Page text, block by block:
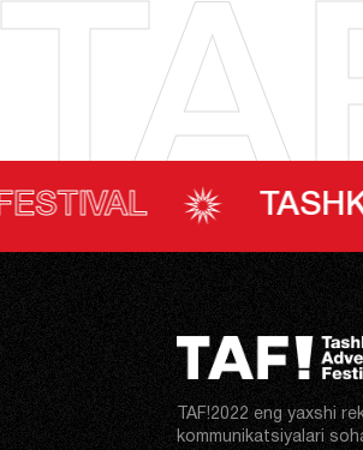
TASHKENT
TAF!2022 eng yaxshi
kommunikatsiyalari